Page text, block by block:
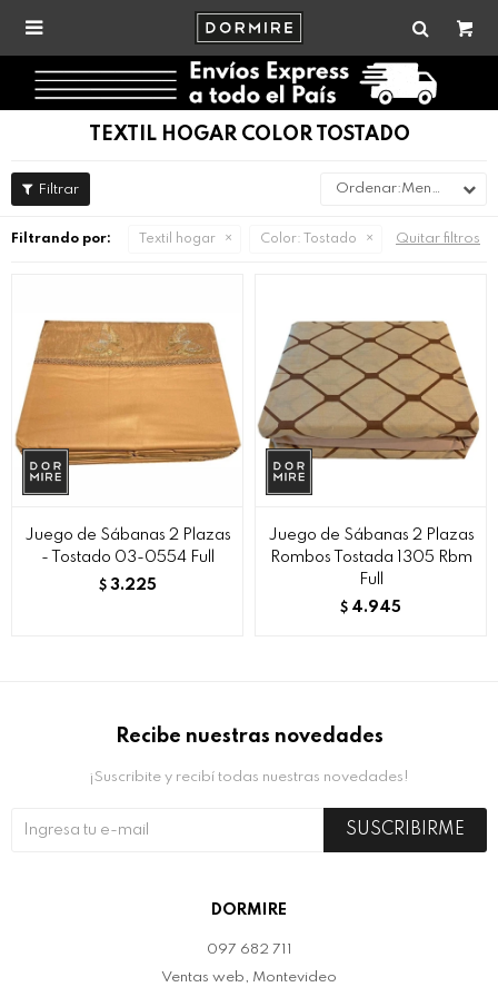

TEXTIL HOGAR COLOR TOSTADO
Menor precio
Filtrando por: Textil hogar Color: Tostado Quitar filtros
Juego de Sábanas 2 Plazas
- Tostado 03-0554 Full
$ 3.225
Juego de Sábanas 2 Plazas
Rombos Tostada 1305 Rbm
Full
$ 4.945
DORMIRE
097 682 711
Ventas web, Montevideo
Recibe nuestras novedades
¡Suscribite y recibí todas nuestras novedades!
SUSCRIBIRME